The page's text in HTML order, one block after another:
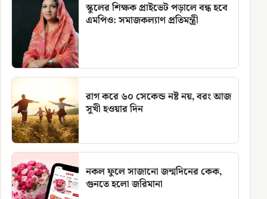
স্কুলের শিক্ষক প্রাইভেট পড়ালে বন্ধ হবে
এমপিও: সমাজকল্যাণ প্রতিমন্ত্রী
রাগ করে ৬০ সেকেন্ড নষ্ট নয়, বরং আজ
সুখী হওয়ার দিন
নকল ফুলে সাজানো জন্মদিনের কেক,
গুনতে হলো জরিমানা